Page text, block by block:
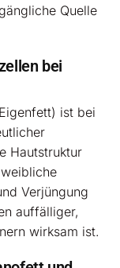
Quelle
bei
ist bei
Hautstruktur
Verjüngung
auffälliger,
wirksam ist.